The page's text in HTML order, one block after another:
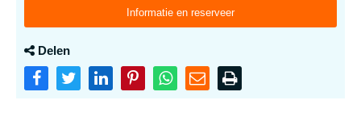
Informatie en reserveer
Delen